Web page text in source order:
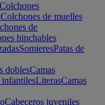
Colchones
Colchones de muelles
de
hinchables
SomieresPatas de
doblesCamas
infantilesLiterasCamas
Cabeceros juveniles